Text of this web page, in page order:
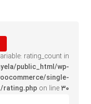
rating_count in
public_html/wp-
single-
rating.php on line۳۰